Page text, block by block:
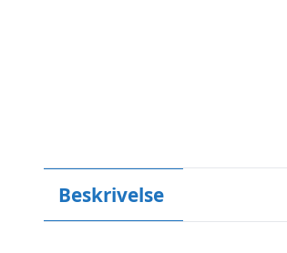
Beskrivelse